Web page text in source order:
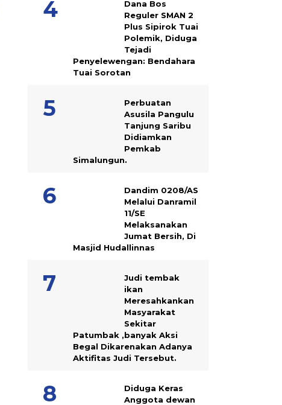
Dana Bos
Reguler SMAN 2
Plus Sipirok Tuai
Polemik, Diduga
Tejadi
Penyelewengan: Bendahara
Tuai Sorotan
Perbuatan
Asusila Pangulu
Tanjung Saribu
Didiamkan
Pemkab
Simalungun.
Dandim 0208/AS
Melalui Danramil
11/SE
Melaksanakan
Jumat Bersih, Di
Masjid Hudallinnas
Judi tembak
ikan
Meresahkankan
Masyarakat
Sekitar
Patumbak ,banyak Aksi
Begal Dikarenakan Adanya
Aktifitas Judi Tersebut.
Diduga Keras
Anggota dewan